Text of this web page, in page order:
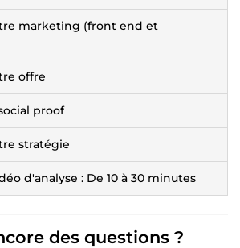
marketing (front end et
offre
proof
stratégie
d'analyse : De 10 à 30 minutes
des questions ?